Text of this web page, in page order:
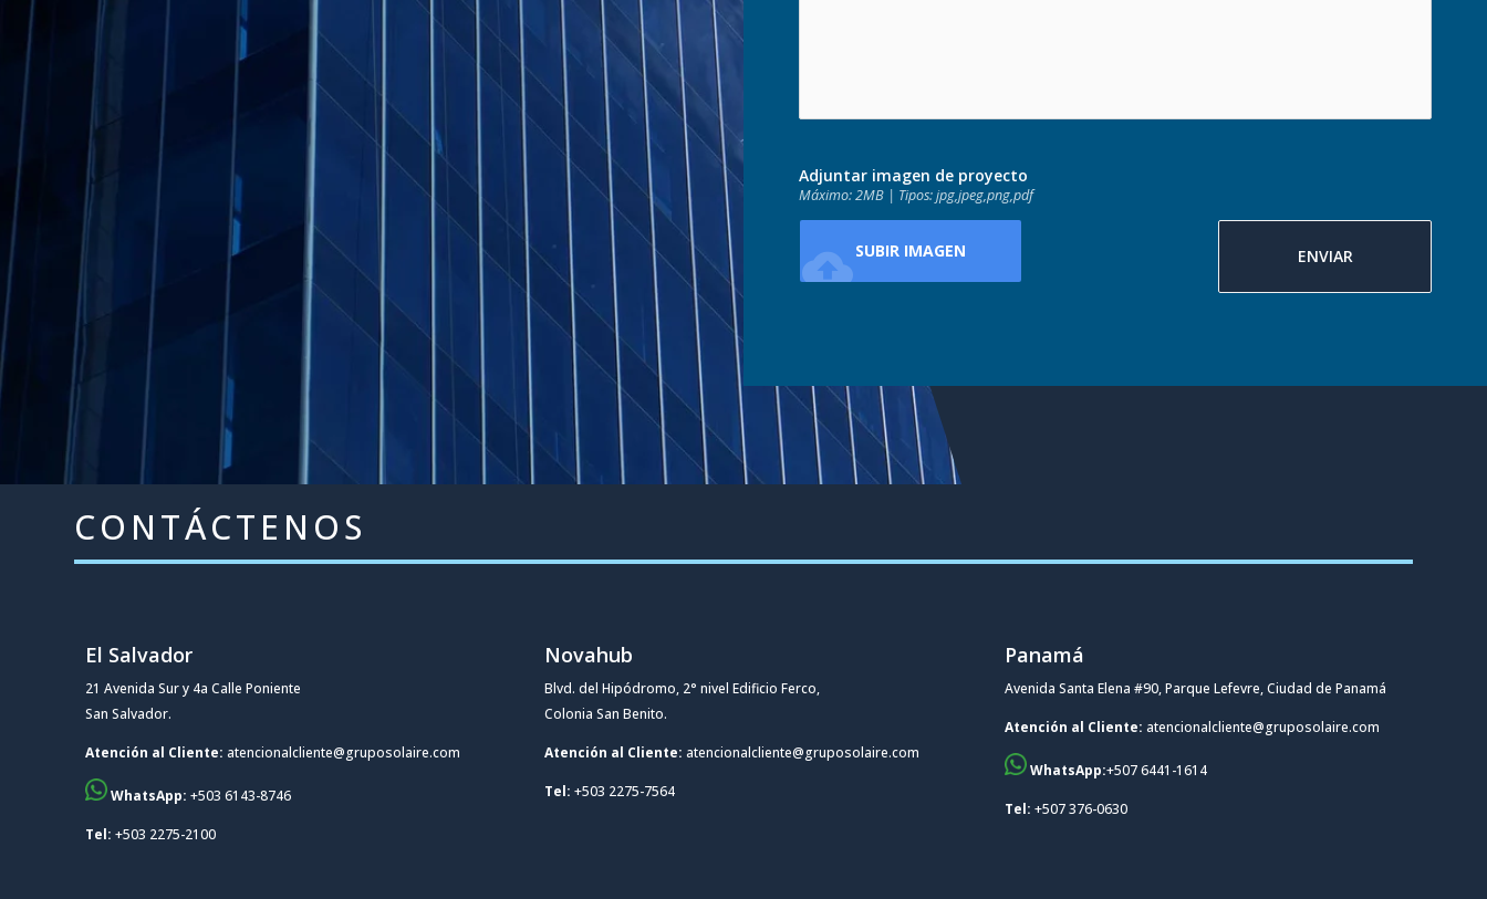
Adjuntar imagen de proyecto
Máximo: 2MB | Tipos: jpg,jpeg,png,pdf
cloud_uploadSUBIR IMAGEN ENVIAR
CONTÁCTENOS
El Salvador
21 Avenida Sur y 4a Calle Poniente
San Salvador.
Atención al Cliente: atencionalcliente@gruposolaire.com
WhatsApp: +503 6143-8746
Tel: +503 2275-2100
Novahub
Blvd. del Hipódromo, 2° nivel Edificio Ferco,
Colonia San Benito.
Atención al Cliente: atencionalcliente@gruposolaire.com
Tel: +503 2275-7564
Panamá
Avenida Santa Elena #90, Parque Lefevre, Ciudad de Panamá
Atención al Cliente: atencionalcliente@gruposolaire.com
WhatsApp:+507 6441-1614
Tel: +507 376-0630